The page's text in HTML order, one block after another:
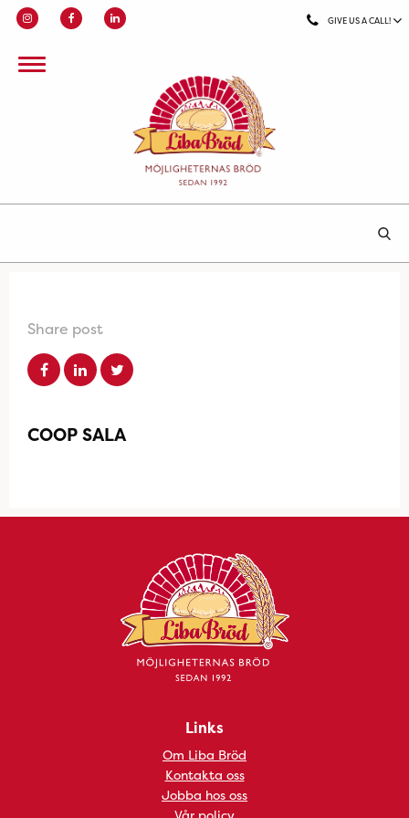
GIVE US A CALL!
Share post
COOP SALA
Links
Om Liba Bröd
Kontakta oss
Jobba hos oss